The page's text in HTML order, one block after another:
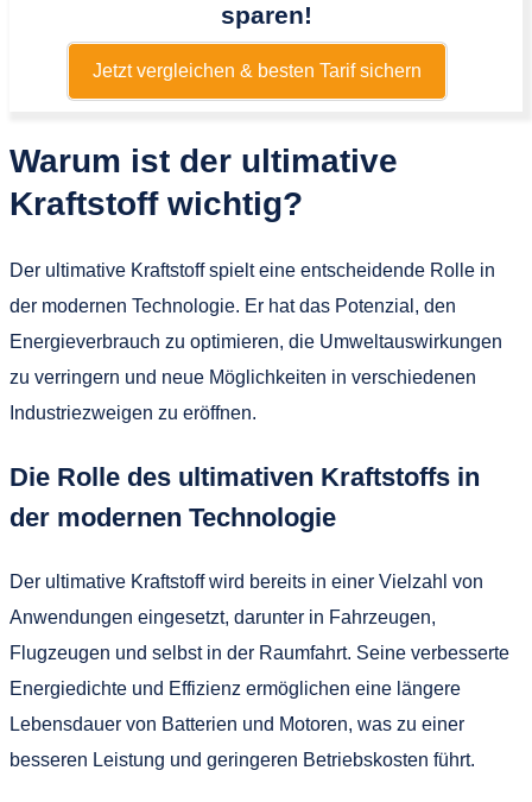
sparen!
Jetzt vergleichen & besten Tarif sichern
Warum ist der ultimative
Kraftstoff wichtig?
Der ultimative Kraftstoff spielt eine entscheidende Rolle in
der modernen Technologie. Er hat das Potenzial, den
Energieverbrauch zu optimieren, die Umweltauswirkungen
zu verringern und neue Möglichkeiten in verschiedenen
Industriezweigen zu eröffnen.
Die Rolle des ultimativen Kraftstoffs in
der modernen Technologie
Der ultimative Kraftstoff wird bereits in einer Vielzahl von
Anwendungen eingesetzt, darunter in Fahrzeugen,
Flugzeugen und selbst in der Raumfahrt. Seine verbesserte
Energiedichte und Effizienz ermöglichen eine längere
Lebensdauer von Batterien und Motoren, was zu einer
besseren Leistung und geringeren Betriebskosten führt.